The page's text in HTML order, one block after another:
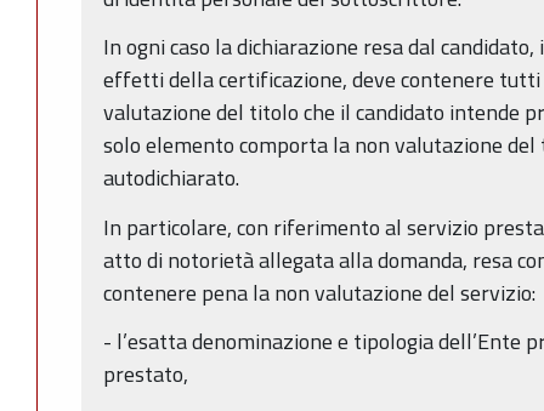
In ogni caso la dichiarazione resa dal
effetti della certificazione, deve contenere
valutazione del titolo che il candidato intende
solo elemento comporta la non valutazione
autodichiarato.
In particolare, con riferimento al servizio
atto di notorietà allegata alla domanda, resa
contenere pena la non valutazione del servizio:
- l’esatta denominazione e tipologia dell’Ente
prestato,